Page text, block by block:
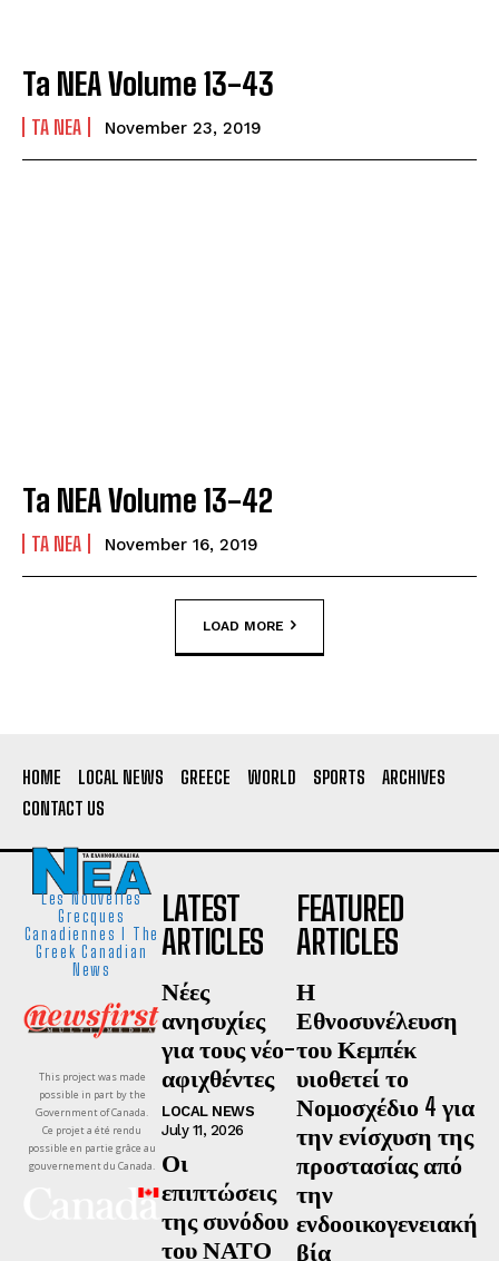
Ta NEA Volume 13-43
TA NEA November 23, 2019
Ta NEA Volume 13-42
TA NEA November 16, 2019
LOAD MORE
HOME LOCAL NEWS GREECE WORLD SPORTS
ARCHIVES
CONTACT US
Les Nouvelles
Grecques
Canadiennes I The
Greek Canadian
News
This project was made
possible in part by the
Government of Canada.
Ce projet a été rendu
possible en partie grâce au
gouvernement du Canada.
LATEST
ARTICLES
Νέες
ανησυχίες
για τους νέο-
αφιχθέντες
LOCAL NEWS
July 11, 2026
Οι
επιπτώσεις
της συνόδου
του ΝΑΤΟ
FEATURED
ARTICLES
Η
Εθνοσυνέλευση
του Κεμπέκ
υιοθετεί το
Νομοσχέδιο 4 για
την ενίσχυση της
προστασίας από
την
ενδοοικογενειακή
βία